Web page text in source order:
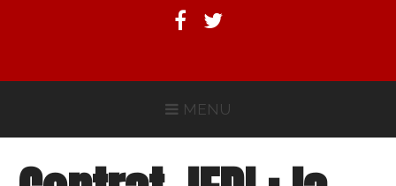
L'ECHO DU SOIR
Facebook
Twitter
MENU